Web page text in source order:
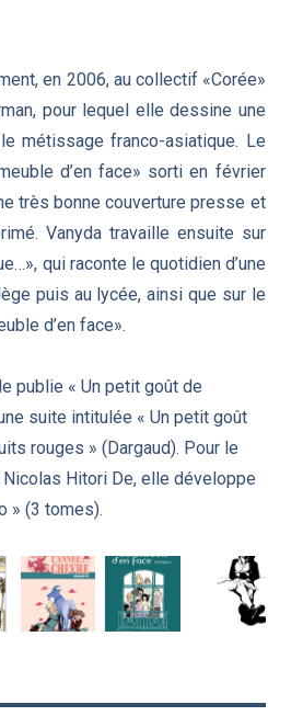
en 2006, au collectif «Corée»
pour lequel elle dessine une
métissage franco-asiatique. Le
d’en face» sorti en février
très bonne couverture presse et
Vanyda travaille ensuite sur
qui raconte le quotidien d’une
puis au lycée, ainsi que sur le
d’en face».
publie « Un petit goût de
suite intitulée « Un petit goût
rouges » (Dargaud). Pour le
Hitori De, elle développe
» (3 tomes).